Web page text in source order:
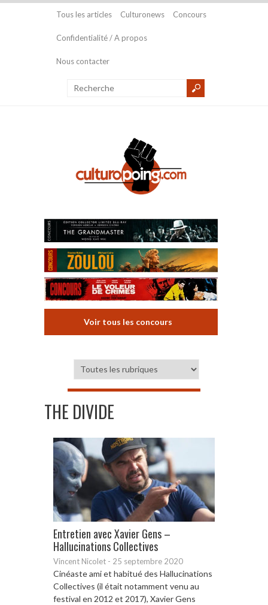
Tous les articles Culturonews Concours
Confidentialité / A propos
Nous contacter
Voir tous les concours
THE DIVIDE
Entretien avec Xavier Gens –
Hallucinations Collectives
Vincent Nicolet - 25 septembre 2020
Cinéaste ami et habitué des Hallucinations
Collectives (il était notamment venu au
festival en 2012 et 2017), Xavier Gens